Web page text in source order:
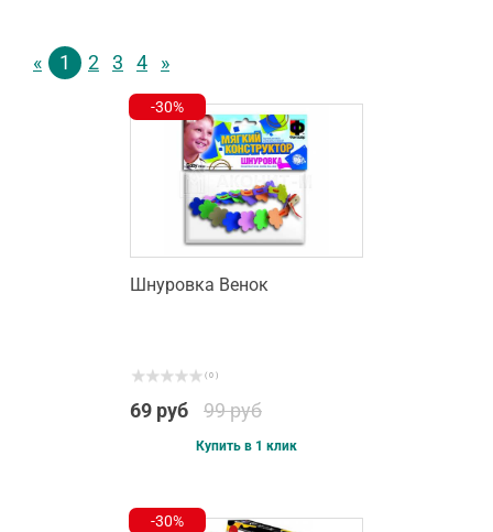
« 1 2 3 4 »
-30%
Шнуровка Венок
( 0 )
69 руб 99 руб
Купить в 1 клик
-30%